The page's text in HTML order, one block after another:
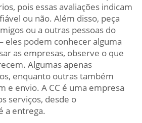
pois essas avaliações indicam
ou não. Além disso, peça
ou a outras pessoas do
podem conhecer alguma
as empresas, observe o que
Algumas apenas
enquanto outras também
e envio. A CC é uma empresa
serviços, desde o
a entrega.